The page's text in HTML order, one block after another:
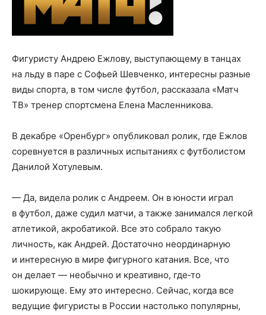
Фигуристу Андрею Ежлову, выступающему в танцах
на льду в паре с Софьей Шевченко, интересны разные
виды спорта, в том числе футбол, рассказала «Матч
ТВ» тренер спортсмена Елена Масленникова.
В декабре «Оренбург» опубликовал ролик, где Ежлов
соревнуется в различных испытаниях с футболистом
Данилой Хотулевым.
— Да, видела ролик с Андреем. Он в юности играл
в футбол, даже судил матчи, а также занимался легкой
атлетикой, акробатикой. Все это собрало такую
личность, как Андрей. Достаточно неординарную
и интересную в мире фигурного катания. Все, что
он делает — необычно и креативно, где‑то
шокирующе. Ему это интересно. Сейчас, когда все
ведущие фигуристы в России настолько популярны,